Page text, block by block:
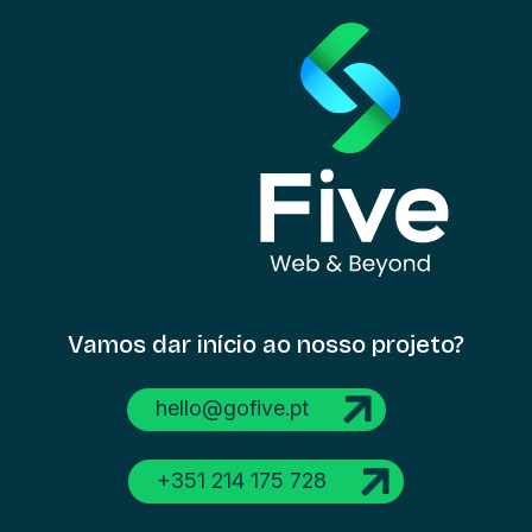
Vamos dar início ao nosso projeto?
hello@gofive.pt
+351 214 175 728